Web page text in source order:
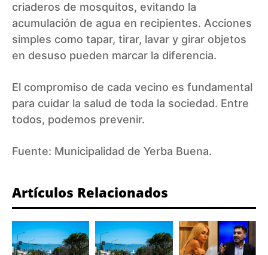
criaderos de mosquitos, evitando la
acumulación de agua en recipientes. Acciones
simples como tapar, tirar, lavar y girar objetos
en desuso pueden marcar la diferencia.
El compromiso de cada vecino es fundamental
para cuidar la salud de toda la sociedad. Entre
todos, podemos prevenir.
Fuente: Municipalidad de Yerba Buena.
Artículos Relacionados